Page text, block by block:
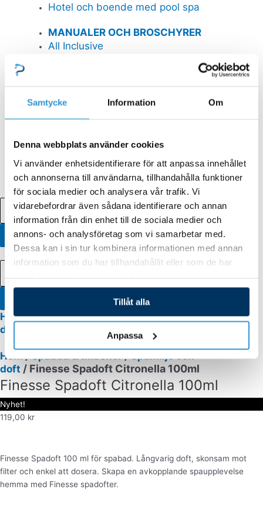
Samtycke Information Om
Denna webbplats använder cookies
Vi använder enhetsidentifierare för att anpassa innehållet
och annonserna till användarna, tillhandahålla funktioner
för sociala medier och analysera vår trafik. Vi
vidarebefordrar även sådana identifierare och annan
information från din enhet till de sociala medier och
annons- och analysföretag som vi samarbetar med.
Dessa kan i sin tur kombinera informationen med annan
information som du har tillhandahållit eller som de har
Tillåt alla
Anpassa
Hotel och boende med pool spa
MANUALER OCH BROSCHYRER
All Inclusive
Boka våröppning/poolstängning
Teckna serviceavtal pool och spabad
Kampanjer
0,00kr 0 Varukorg
Hem/Spabad & tillbehör/Spamiljö och
doft
/ Finesse Spadoft Citronella 100ml
Hem/Spabad & tillbehör/Spamiljö och
doft / Finesse Spadoft Citronella 100ml
Finesse Spadoft Citronella 100ml
Nyhet!
119,00 kr
Finesse Spadoft 100 ml för spabad. Långvarig doft, skonsam mot
filter och enkel att dosera. Skapa en avkopplande spaupplevelse
hemma med Finesse spadofter.